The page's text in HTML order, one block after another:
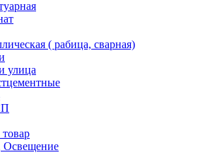
( рабица, сварная)
улица
Освещение